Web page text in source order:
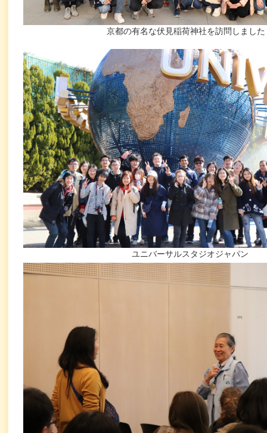
京都の有名な伏見稲荷神社を訪問しました
ユニバーサルスタジオジャパン